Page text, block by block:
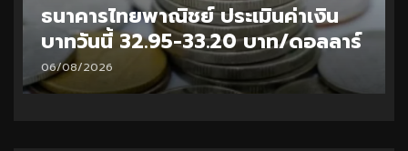
ธนาคารไทยพาณิชย์ ประเมินค่าเงิน
บาทวันนี้ 33.10-33.35 บาท/ดอลลาร์
05/08/2026